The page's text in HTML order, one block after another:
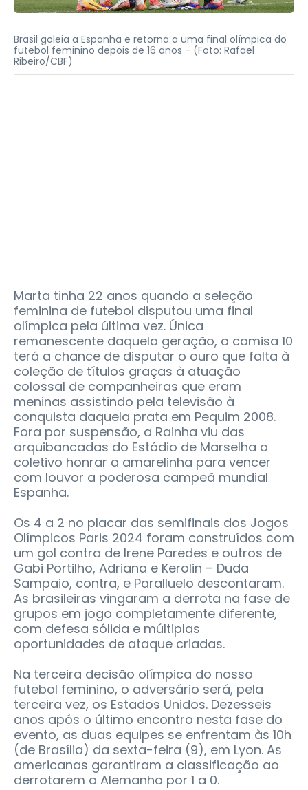
Brasil goleia a Espanha e retorna a uma final olímpica do
futebol feminino depois de 16 anos - (Foto: Rafael
Ribeiro/CBF)
Marta tinha 22 anos quando a seleção
feminina de futebol disputou uma final
olímpica pela última vez. Única
remanescente daquela geração, a camisa 10
terá a chance de disputar o ouro que falta à
coleção de títulos graças à atuação
colossal de companheiras que eram
meninas assistindo pela televisão à
conquista daquela prata em Pequim 2008.
Fora por suspensão, a Rainha viu das
arquibancadas do Estádio de Marselha o
coletivo honrar a amarelinha para vencer
com louvor a poderosa campeã mundial
Espanha.
Os 4 a 2 no placar das semifinais dos Jogos
Olímpicos Paris 2024 foram construídos com
um gol contra de Irene Paredes e outros de
Gabi Portilho, Adriana e Kerolin – Duda
Sampaio, contra, e Paralluelo descontaram.
As brasileiras vingaram a derrota na fase de
grupos em jogo completamente diferente,
com defesa sólida e múltiplas
oportunidades de ataque criadas.
Na terceira decisão olímpica do nosso
futebol feminino, o adversário será, pela
terceira vez, os Estados Unidos. Dezesseis
anos após o último encontro nesta fase do
evento, as duas equipes se enfrentam às 10h
(de Brasília) da sexta-feira (9), em Lyon. As
americanas garantiram a classificação ao
derrotarem a Alemanha por 1 a 0.